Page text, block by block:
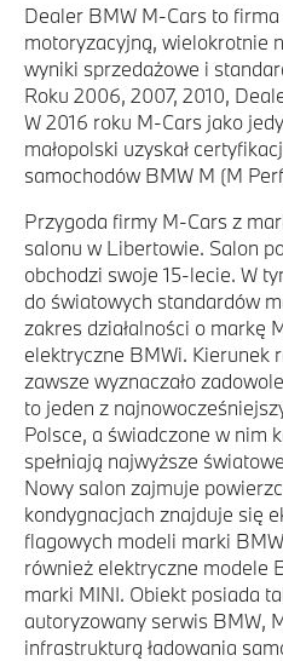
Dealer BMW M-Cars to
motoryzacyjną, wielokrotnie
wyniki sprzedażowe i
Roku 2006, 2007, 2010,
W 2016 roku M-Cars jako
małopolski uzyskał
samochodów BMW M (M
Przygoda firmy M-Cars z
salonu w Libertowie. Salon
obchodzi swoje 15-lecie. W
do światowych standardów
zakres działalności o markę
elektryczne BMWi. Kierunek
zawsze wyznaczało
to jeden z
Polsce, a świadczone w nim
spełniają najwyższe
Nowy salon zajmuje
kondygnacjach znajduje się
flagowych modeli marki
również elektryczne modele
marki MINI. Obiekt posiada
autoryzowany serwis BMW,
infrastrukturą ładowania